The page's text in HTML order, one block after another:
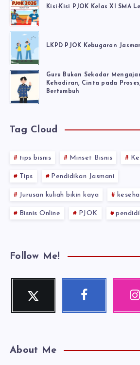
Kisi-Kisi PJOK Kelas XI SMA
LKPD PJOK Kebugaran
Guru Bukan Sekadar
Kehadiran, Cinta pada
Bertumbuh
Tag Cloud
tips bisnis Minset Bisnis
Tips Pendidikan Jasmani
Jurusan kuliah bikin kaya
Bisnis Online PJOK
Follow Me!
Twitter
Follow
Facebook
About Me